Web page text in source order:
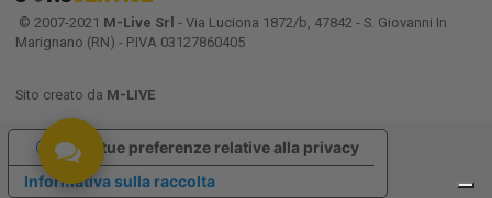
© 2007-2021 M-Live Srl - Via Luciona 1872/b, 47842 - S. Giovanni In
Marignano (RN) - P.IVA 03127860405
Sito creato da M-LIVE
Informativa sulla raccolta
Le tue preferenze relative alla privacy